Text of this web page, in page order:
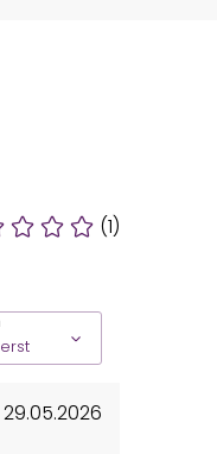
(1)
29.05.2026